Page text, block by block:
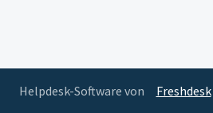
Helpdesk-Software von Freshdesk